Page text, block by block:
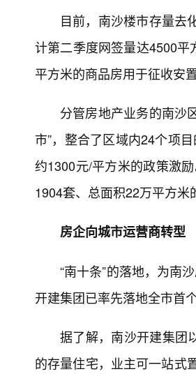
目前，南沙楼市存量去
计第二季度网签量达4500
平方米的商品房用于征收安
分管房地产业务的南沙
市”，整合了区域内24个项
约1300元/平方米的政策激
1904套、总面积22万平方
房企向城市运营商转型
“南十条”的落地，为南
开建集团已率先落地全市首
据了解，南沙开建集团
的存量住宅，业主可一站式